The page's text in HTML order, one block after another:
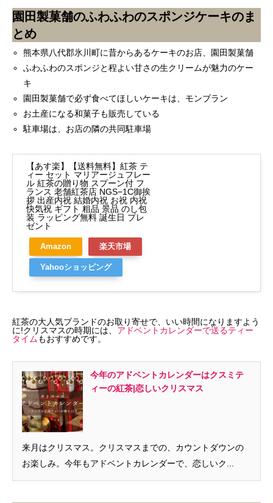
園田製菓舗のふわふわのスポンジケーキのま
とめ
熊本県八代郡氷川町に昔からあるケーキのお店、園田製菓舗
ふわふわのスポンジと程よい甘さの生クリームが魅力のケー
キ
園田製菓舗で必ず食べてほしいケーキは、モンブラン
お土産になる和菓子も販売している
駐車場は、お店の隣の共同駐車場
【あす楽】【送料無料】紅茶 テ
ィー セット マリアージュフレー
ル 紅茶の贈り物 スプーン付 フ
ランス 老舗紅茶店 NGS−1C御挨
拶 出産内祝 結婚内祝 お祝 内祝
快気祝 ギフト 粗品 景品 のし包
装 ラッピング無料 誕生日 プレ
ゼント
Amazon 楽天市場
Yahooショッピング
紅茶の大人気ブランドのお取り寄せで、いい時間になりますよう
に!クリスマスの時期には、 アドベントカレンダーで送るティー
タイムもおすすめです。
今年のアドベントカレンダーはクスミテ
ィーの紅茶|恋しいクリスマス
来月はクリスマス。クリスマスまでの、カウントダウンの
お楽しみ。今年もアドベントカレンダーで、恋しいク...